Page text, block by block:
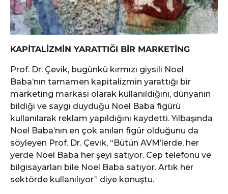
KAPİTALİZMİN YARATTIĞI BİR MARKETİNG
Prof. Dr. Çevik, bugünkü kırmızı giysili Noel
Baba’nın tamamen kapitalizmin yarattığı bir
marketing markası olarak kullanıldığını, dünyanın
bildiği ve saygı duyduğu Noel Baba figürü
kullanılarak reklam yapıldığını kaydetti. Yılbaşında
Noel Baba’nın en çok anılan figür olduğunu da
söyleyen Prof. Dr. Çevik, “Bütün AVM’lerde, her
yerde Noel Baba her şeyi satıyor. Cep telefonu ve
bilgisayarları bile Noel Baba satıyor. Artık her
sektörde kullanılıyor” diye konuştu.